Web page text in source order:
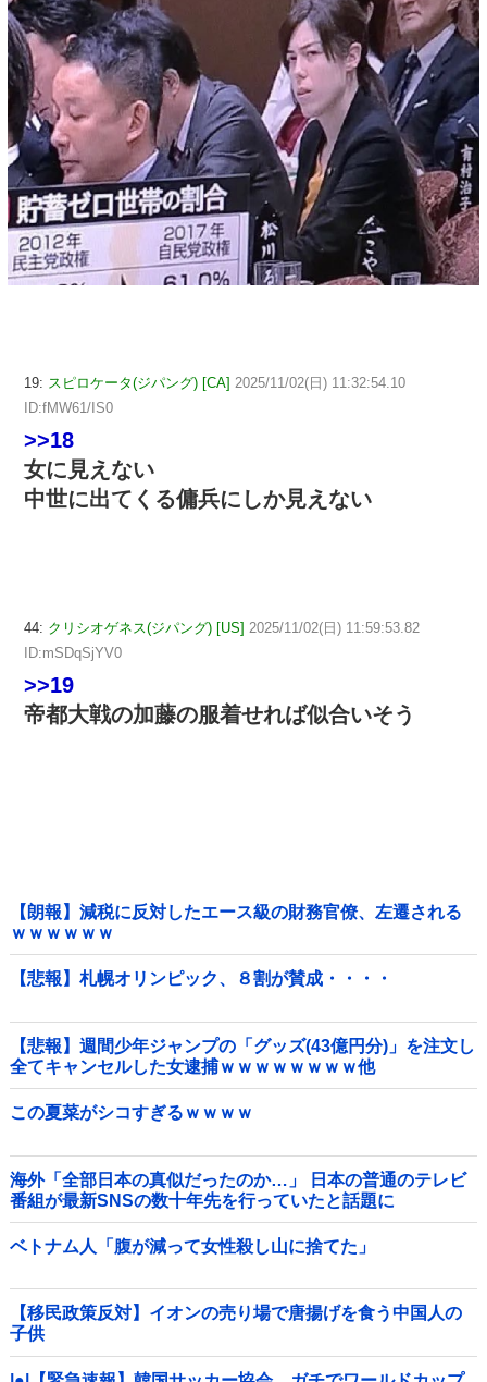
19: スピロケータ(ジパング) [CA] 2025/11/02(日) 11:32:54.10
ID:fMW61/IS0
>>18
女に見えない
中世に出てくる傭兵にしか見えない
44: クリシオゲネス(ジパング) [US] 2025/11/02(日) 11:59:53.82
ID:mSDqSjYV0
>>19
帝都大戦の加藤の服着せれば似合いそう
【朗報】減税に反対したエース級の財務官僚、左遷される
ｗｗｗｗｗｗ
【悲報】札幌オリンピック、８割が賛成・・・・
【悲報】週間少年ジャンプの「グッズ(43億円分)」を注文し
全てキャンセルした女逮捕ｗｗｗｗｗｗｗｗ他
この夏菜がシコすぎるｗｗｗｗ
海外「全部日本の真似だったのか…」 日本の普通のテレビ
番組が最新SNSの数十年先を行っていたと話題に
ベトナム人「腹が減って女性殺し山に捨てた」
【移民政策反対】イオンの売り場で唐揚げを食う中国人の
子供